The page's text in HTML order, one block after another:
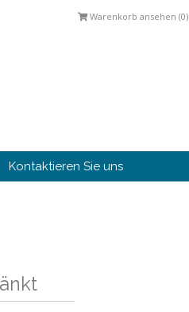
Warenkorb ansehen (0)
Kontaktieren Sie uns